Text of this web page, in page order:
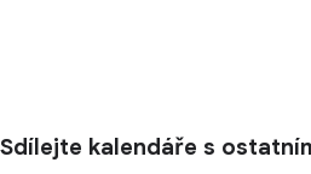
Sdílejte kalendáře s